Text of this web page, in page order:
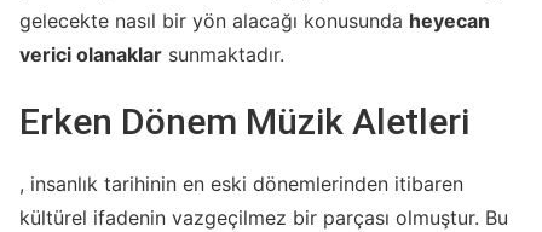
gelecekte nasıl bir yön alacağı konusunda heyecan
verici olanaklar sunmaktadır.
Erken Dönem Müzik Aletleri
, insanlık tarihinin en eski dönemlerinden itibaren
kültürel ifadenin vazgeçilmez bir parçası olmuştur. Bu